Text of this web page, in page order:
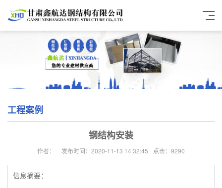
工程案例
钢结构安装
作者： 发布时间：2020-11-13 14:32:45 点击：9290
信息摘要：